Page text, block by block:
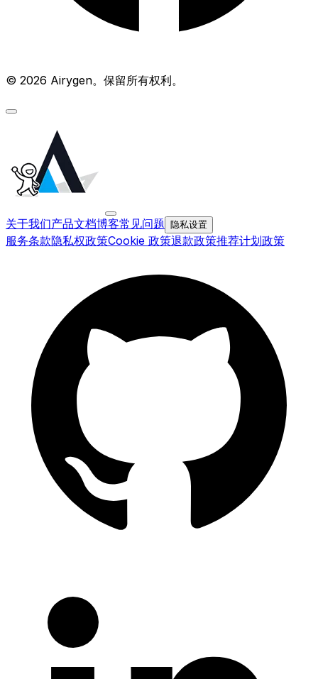
© 2026 Airygen。保留所有权利。
关于我们产品文档博客常见问题 隐私设置
服务条款隐私权政策Cookie 政策退款政策推荐计划政策